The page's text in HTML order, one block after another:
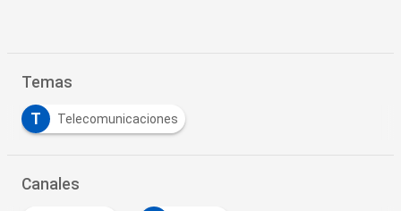
Temas
T Telecomunicaciones
Canales